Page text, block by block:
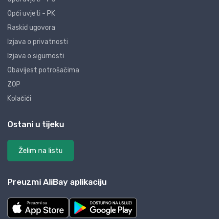
Opći uvjeti - PK
Raskid ugovora
Izjava o privatnosti
Izjava o sigurnosti
Obavijest potrošačima
ZOP
Kolačići
Ostani u tijeku
Želim na listu
Preuzmi AliBay aplikaciju